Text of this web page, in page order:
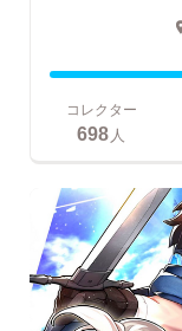
コレクター
698人